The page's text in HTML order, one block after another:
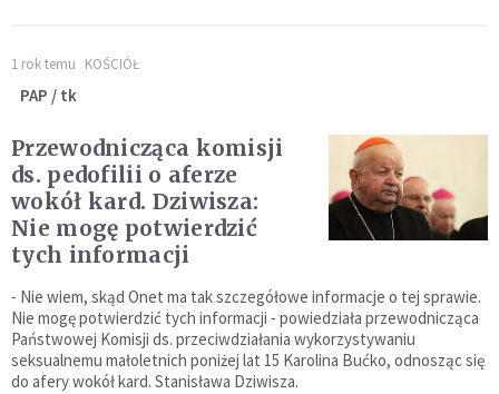
1 rok temu KOŚCIÓŁ
PAP / tk
Przewodnicząca komisji
ds. pedofilii o aferze
wokół kard. Dziwisza:
Nie mogę potwierdzić
tych informacji
- Nie wiem, skąd Onet ma tak szczegółowe informacje o tej sprawie.
Nie mogę potwierdzić tych informacji - powiedziała przewodnicząca
Państwowej Komisji ds. przeciwdziałania wykorzystywaniu
seksualnemu małoletnich poniżej lat 15 Karolina Bućko, odnosząc się
do afery wokół kard. Stanisława Dziwisza.